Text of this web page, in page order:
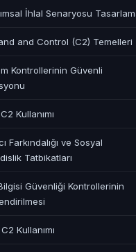
İhlal Senaryosu
and Control (C2) Temelleri
Kontrollerinin Güvenli
Kullanımı
Farkındalığı ve Sosyal
Tatbikatları
Güvenliği Kontrollerinin
Kullanımı